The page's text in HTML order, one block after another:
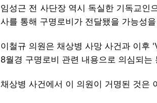
임성근 전 사단장 역시 독실한 기독교인
사를 통해 구명로비가 전달됐을 가능성
이철규 의원은 채상병 사망 사건과 이
8월경 구명로비 관련 내용으로 의심되
채상병 사건에서 이 의원이 거명된 것은